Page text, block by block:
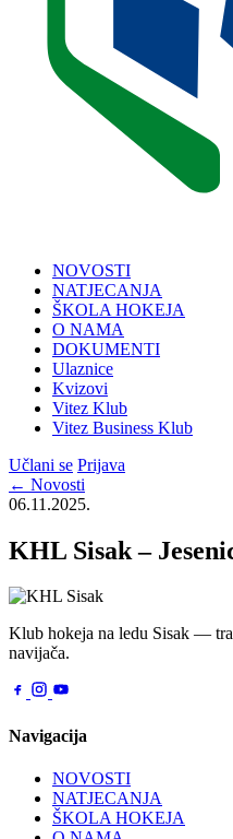
NOVOSTI
NATJECANJA
ŠKOLA HOKEJA
O NAMA
DOKUMENTI
Ulaznice
Kvizovi
Vitez Klub
Vitez Business Klub
Učlani se Prijava
← Novosti
06.11.2025.
KHL Sisak –
Klub hokeja na ledu Sisak —
navijača.
Navigacija
NOVOSTI
NATJECANJA
ŠKOLA HOKEJA